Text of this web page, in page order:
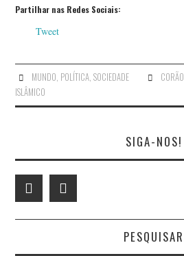
Partilhar nas Redes Sociais:
Tweet
MUNDO, POLÍTICA, SOCIEDADE CORÃO
ISLÂMICO
SIGA-NOS!
PESQUISAR